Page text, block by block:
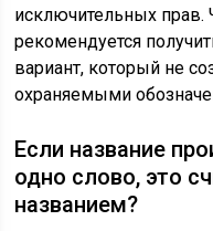
исключительных прав.
рекомендуется
вариант, который не
охраняемыми
Если название
одно слово, это
названием?